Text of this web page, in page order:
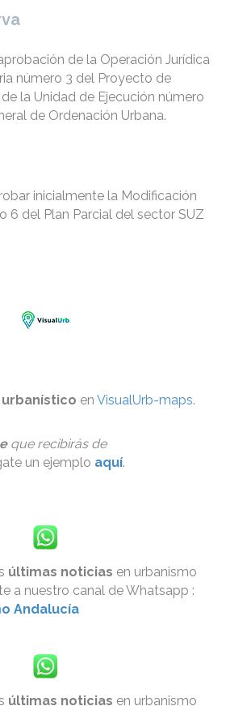
de la Operación Jurídica
número 3 del Proyecto de
la Unidad de Ejecución número
de Ordenación Urbana.
inicialmente la Modificación
6 del Plan Parcial del sector SUZ
en VisualUrb-maps.
que recibirás de
un ejemplo aquí.
últimas noticias en urbanismo
a nuestro canal de Whatsapp :
Andalucía
últimas noticias en urbanismo